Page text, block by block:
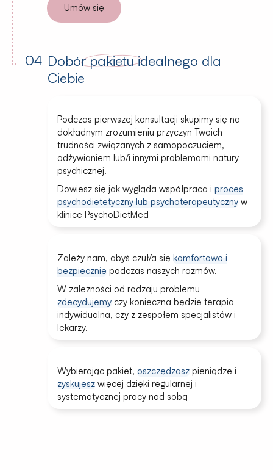
Umów się
04 Dobórpakietuidealnego dla
Ciebie
Podczas pierwszej konsultacji skupimy się na
dokładnym zrozumieniu przyczyn Twoich
trudności związanych z samopoczuciem,
odżywianiem lub/i innymi problemami natury
psychicznej.
Dowiesz się jak wygląda współpraca iproces
psychodietetyczny lub psychoterapeutyczny w
klinice PsychoDietMed
Zależy nam, abyś czuł/a siękomfortowo i
bezpiecznie podczas naszych rozmów.
W zależności od rodzaju problemu
zdecydujemy czy konieczna będzie terapia
indywidualna, czy z zespołem specjalistów i
lekarzy.
Wybierając pakiet,oszczędzasz pieniądze i
zyskujesz więcej dzięki regularnej i
systematycznej pracy nad sobą